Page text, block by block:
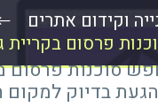
וקידום אתרים
פרסום בקריית
סוכנות פרסום
בדיוק למקום